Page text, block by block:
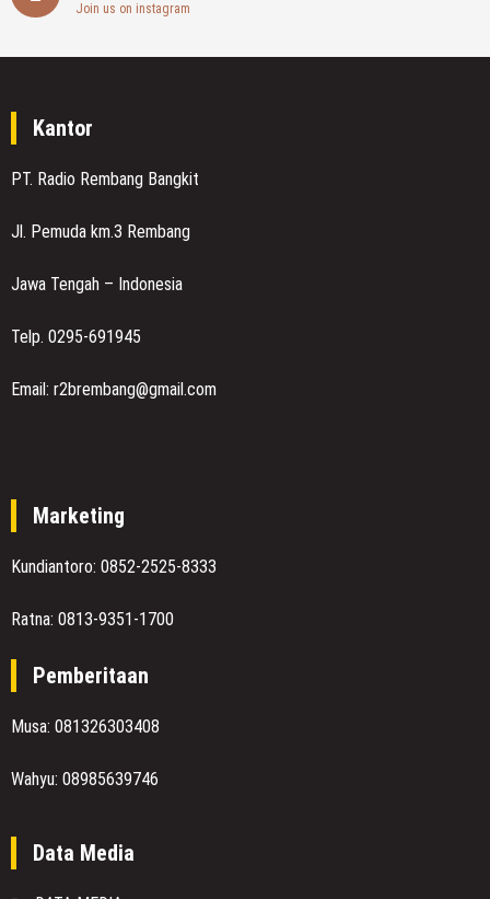
Join us on instagram
Kantor
PT. Radio Rembang Bangkit
Jl. Pemuda km.3 Rembang
Jawa Tengah – Indonesia
Telp. 0295-691945
Email: r2brembang@gmail.com
Marketing
Kundiantoro: 0852-2525-8333
Ratna: 0813-9351-1700
Pemberitaan
Musa: 081326303408
Wahyu: 08985639746
Data Media